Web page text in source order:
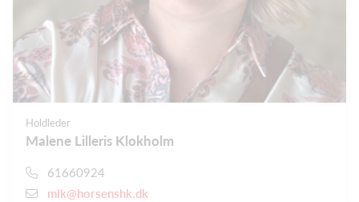
Holdleder
Malene Lilleris Klokholm
61660924
mlk@horsenshk.dk